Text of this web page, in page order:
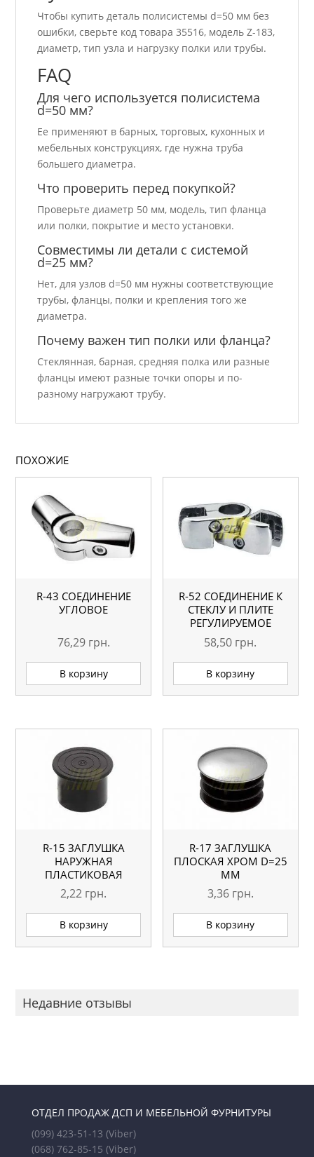
Чтобы купить деталь полисистемы d=50 мм без
ошибки, сверьте код товара 35516, модель Z-183,
диаметр, тип узла и нагрузку полки или трубы.
FAQ
Для чего используется полисистема
d=50 мм?
Ее применяют в барных, торговых, кухонных и
мебельных конструкциях, где нужна труба
большего диаметра.
Что проверить перед покупкой?
Проверьте диаметр 50 мм, модель, тип фланца
или полки, покрытие и место установки.
Совместимы ли детали с системой
d=25 мм?
Нет, для узлов d=50 мм нужны соответствующие
трубы, фланцы, полки и крепления того же
диаметра.
Почему важен тип полки или фланца?
Стеклянная, барная, средняя полка или разные
фланцы имеют разные точки опоры и по-
разному нагружают трубу.
ПОХОЖИЕ
R-43 СОЕДИНЕНИЕ
УГЛОВОЕ
76,29 грн.
В корзину
R-52 СОЕДИНЕНИЕ К
СТЕКЛУ И ПЛИТЕ
РЕГУЛИРУЕМОЕ
58,50 грн.
В корзину
R-15 ЗАГЛУШКА
НАРУЖНАЯ
ПЛАСТИКОВАЯ
2,22 грн.
В корзину
R-17 ЗАГЛУШКА
ПЛОСКАЯ ХРОМ D=25
ММ
3,36 грн.
В корзину
Недавние отзывы
ОТДЕЛ ПРОДАЖ ДСП И МЕБЕЛЬНОЙ ФУРНИТУРЫ
(099) 423-51-13 (Viber)
(068) 762-85-15 (Viber)